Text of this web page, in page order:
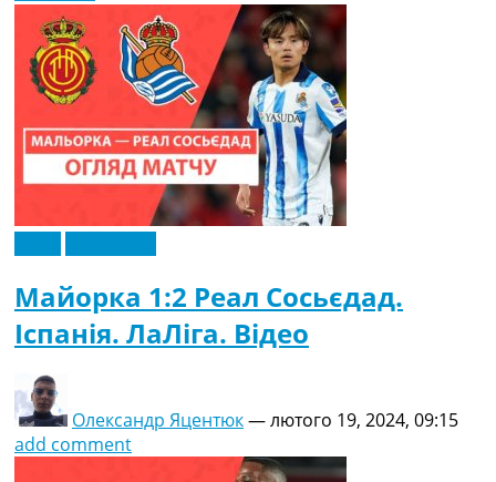
Майорка 1:2 Реал Сосьєдад.
Іспанія. ЛаЛіга. Відео
Олександр Яцентюк—лютого 19, 2024, 09:15
add comment